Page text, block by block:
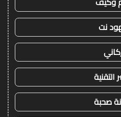
نت
التقنية
صحبة